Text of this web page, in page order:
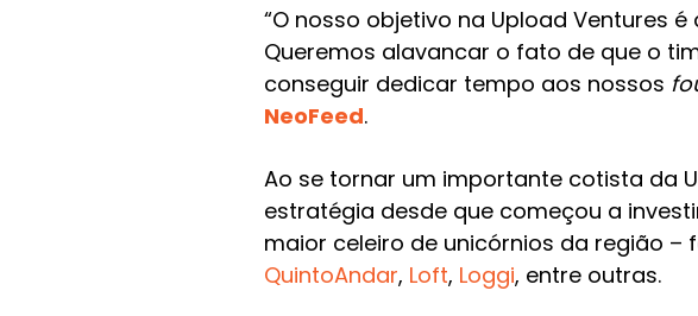
“O nosso objetivo na Upload Ventures
Queremos alavancar o fato de que o
conseguir dedicar tempo aos nossos
NeoFeed.
Ao se tornar um importante cotista da
estratégia desde que começou a
maior celeiro de unicórnios da região
QuintoAndar, Loft, Loggi, entre outras.